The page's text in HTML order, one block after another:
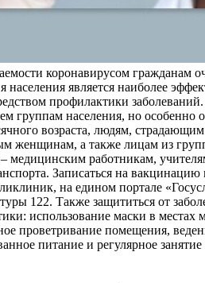
коронавирусом гражданам
населения является наиболее
профилактики заболеваний.
группам населения, но особенно
возраста, людям,
женщинам, а также лицам из
медицинским работникам,
Записаться на
на едином портале
122. Также защититься от
использование маски в местах
проветривание помещения,
питание и регулярное